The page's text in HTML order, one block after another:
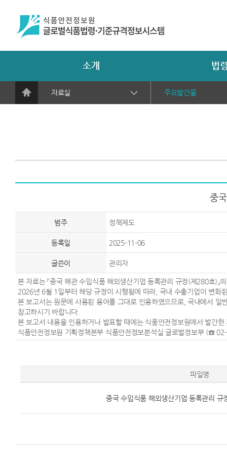
소개 법
자료실 주요발간물
중
범주 정책제도
등록일 2025-11-06
글쓴이 관리자
본 자료는 「중국 해관 수입식품 해외생산기업 등록관리 규정(제280호)」
2026년 6월 1일부터 해당 규정이 시행됨에 따라, 국내 수출기업이 변화
본 보고서는 원문에 사용된 용어를 그대로 인용하였으므로, 국내에서
참고하시기 바랍니다.
본 보고서 내용을 인용하거나 발표할 때에는 식품안전정보원에서 발간
식품안전정보원 기획정책본부 식품안전정보분석실 글로벌정보부 (☎
파일명
중국 수입식품 해외생산기업 등록관리 규